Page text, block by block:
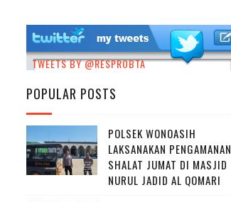
TWEETS BY @RESPROBTA
POPULAR POSTS
POLSEK WONOASIH
LAKSANAKAN PENGAMANAN
SHALAT JUMAT DI MASJID
NURUL JADID AL QOMARI